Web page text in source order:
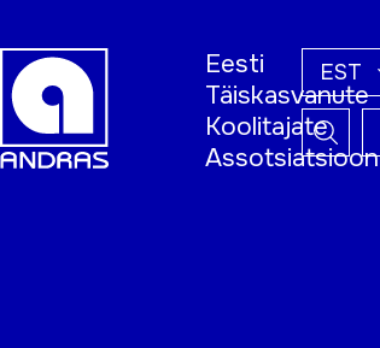
Eesti
Täiskasvanute
Koolitajate
Assotsiatsioon
EST